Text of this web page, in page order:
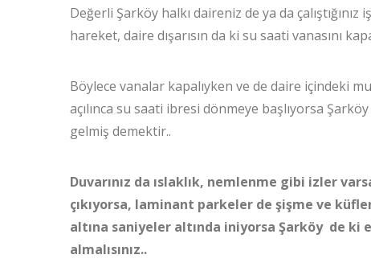
Değerli Şarköy halkı daireniz de ya da çalıştığınız
hareket, daire dışarısın da ki su saati vanasını
Böylece vanalar kapalıyken ve de daire içindeki
açılınca su saati ibresi dönmeye başlıyorsa
gelmiş demektir..
Duvarınız da ıslaklık, nemlenme gibi izler
çıkıyorsa, laminant parkeler de şişme ve
altına saniyeler altında iniyorsa Şarköy de ki
almalısınız..